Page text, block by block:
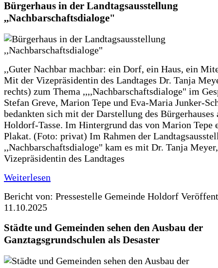
Bürgerhaus in der Landtagsausstellung
,,Nachbarschaftsdialoge"
,,Guter Nachbar machbar: ein Dorf, ein Haus, ein
Mit der Vizepräsidentin des Landtages Dr. Tanja
rechts) zum Thema ,,,,Nachbarschaftsdialoge" im
Stefan Greve, Marion Tepe und Eva-Maria Junker-
bedankten sich mit der Darstellung des Bürgerhauses
Holdorf-Tasse. Im Hintergrund das von Marion Tepe
Plakat. (Foto: privat) Im Rahmen der
,,Nachbarschaftsdialoge" kam es mit Dr. Tanja Meyer,
Vizepräsidentin des Landtages
Weiterlesen
Bericht von: Pressestelle Gemeinde Holdorf
11.10.2025
Städte und Gemeinden sehen den Ausbau der
Ganztagsgrundschulen als Desaster